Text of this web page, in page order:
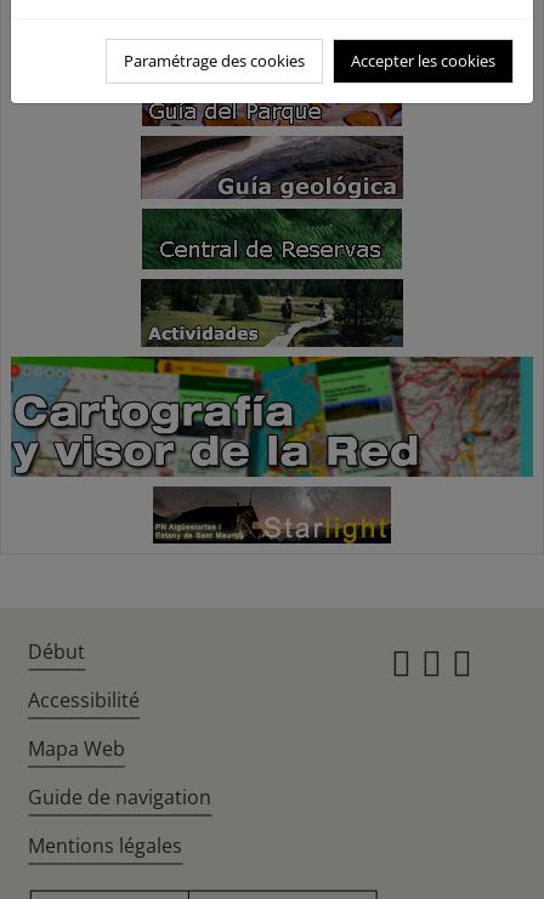
Paramétrage des cookies Accepter les cookies
Début
Accessibilité
Mapa Web
Guide de navigation
Mentions légales